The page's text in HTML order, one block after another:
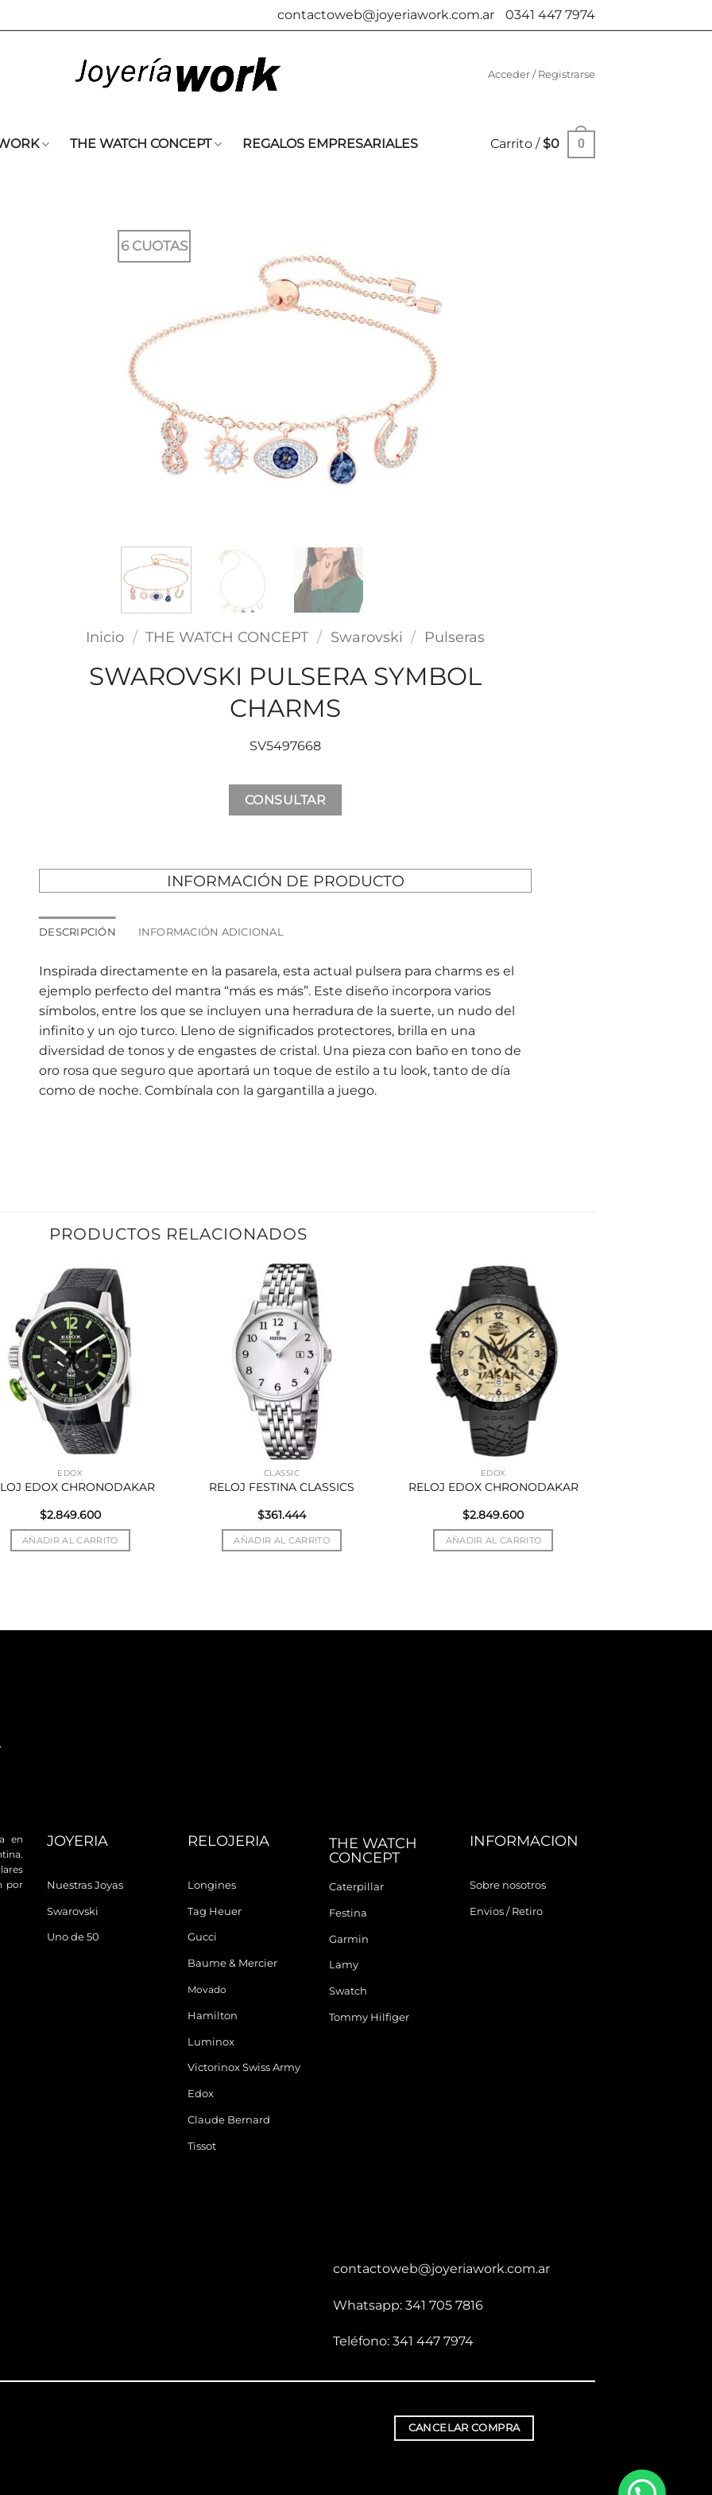
contactoweb@joyeriawork.com.ar 0341 447 7974
Acceder / Registrarse
THE WATCH CONCEPT REGALOS EMPRESARIALES Carrito /$0 0
6 CUOTAS
Inicio / THE WATCH CONCEPT / Swarovski / Pulseras
SWAROVSKI PULSERA SYMBOL
CHARMS
SV5497668
CONSULTAR
INFORMACIÓN DE PRODUCTO
DESCRIPCIÓN INFORMACIÓN ADICIONAL
Inspirada directamente en la pasarela, esta actual pulsera para charms es el
ejemplo perfecto del mantra “más es más”. Este diseño incorpora varios
símbolos, entre los que se incluyen una herradura de la suerte, un nudo del
infinito y un ojo turco. Lleno de significados protectores, brilla en una
diversidad de tonos y de engastes de cristal. Una pieza con baño en tono de
oro rosa que seguro que aportará un toque de estilo a tu look, tanto de día
como de noche. Combínala con la gargantilla a juego.
PRODUCTOS RELACIONADOS
EDOX
EDOX CHRONODAKAR
$2.849.600
AÑADIR AL CARRITO
CLASSIC
RELOJ FESTINA CLASSICS
$361.444
AÑADIR AL CARRITO
EDOX
RELOJ EDOX CHRONODAKAR
$2.849.600
AÑADIR AL CARRITO
en
por
JOYERIA
Nuestras Joyas
Swarovski
Uno de 50
RELOJERIA
Longines
Tag Heuer
Gucci
Baume & Mercier
Movado
Hamilton
Luminox
Victorinox Swiss Army
Edox
Claude Bernard
Tissot
THE WATCH
CONCEPT
Caterpillar
Festina
Garmin
Lamy
Swatch
Tommy Hilfiger
INFORMACION
Sobre nosotros
Envios / Retiro
contactoweb@joyeriawork.com.ar
Whatsapp: 341 705 7816
Teléfono: 341 447 7974
CANCELAR COMPRA